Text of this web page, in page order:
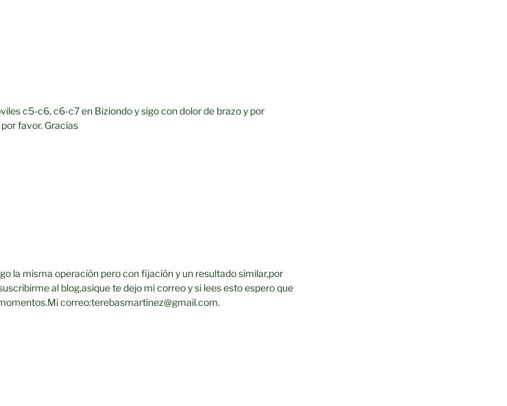
c5-c6, c6-c7 en Biziondo y sigo con dolor de brazo y por
favor. Gracias
la misma operación pero con fijación y un resultado similar,por
al blog,asique te dejo mi correo y si lees esto espero que
correo:terebasmartínez@gmail.com.